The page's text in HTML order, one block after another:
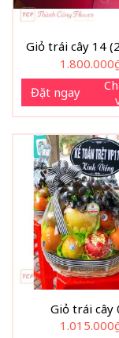
Giỏ trái cây 14
1.800.000
Đặt ngay
Giỏ trái cây
1.015.000